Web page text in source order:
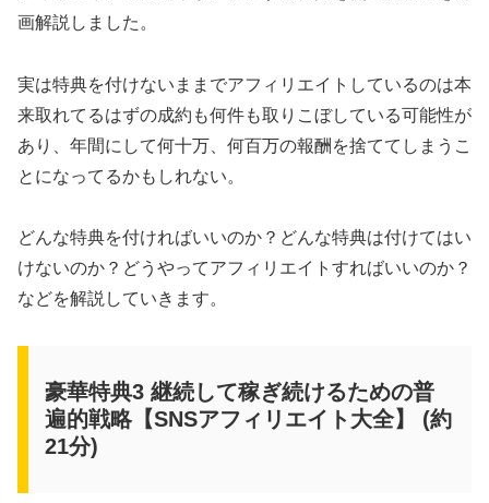
画解説しました。
実は特典を付けないままでアフィリエイトしているのは本
来取れてるはずの成約も何件も取りこぼしている可能性が
あり、年間にして何十万、何百万の報酬を捨ててしまうこ
とになってるかもしれない。
どんな特典を付ければいいのか？どんな特典は付けてはい
けないのか？どうやってアフィリエイトすればいいのか？
などを解説していきます。
豪華特典3 継続して稼ぎ続けるための普
遍的戦略【SNSアフィリエイト大全】 (約
21分)